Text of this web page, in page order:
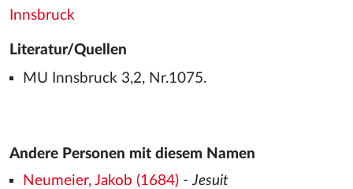
Innsbruck
Literatur/Quellen
MU Innsbruck 3,2, Nr.1075.
Andere Personen mit diesem Namen
Neumeier, Jakob (1684)-Jesuit